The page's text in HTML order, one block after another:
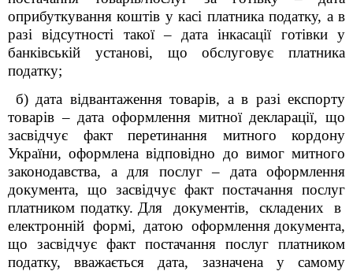
оприбуткування коштів у касі платника податку, а в
разі відсутності такої – дата інкасації готівки у
банківській установі, що обслуговує платника
податку;
б) дата відвантаження товарів, а в разі експорту
товарів – дата оформлення митної декларації, що
засвідчує факт перетинання митного кордону
України, оформлена відповідно до вимог митного
законодавства, а для послуг – дата оформлення
документа, що засвідчує факт постачання послуг
платником податку. Для документів, складених в
електронній формі, датою оформлення документа,
що засвідчує факт постачання послуг платником
податку, вважається дата, зазначена у самому